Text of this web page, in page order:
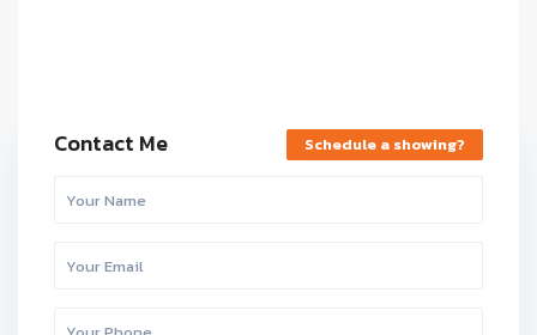
Contact Me Schedule a showing?